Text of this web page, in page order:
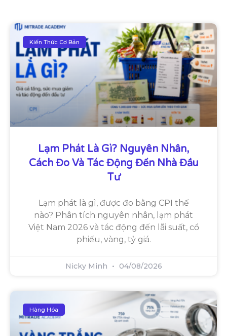
Kiến Thức Cơ Bản
Lạm Phát Là Gì? Nguyên Nhân,
Cách Đo Và Tác Động Đến Nhà Đầu
Tư
Lạm phát là gì, được đo bằng CPI thế
nào? Phân tích nguyên nhân, lạm phát
Việt Nam 2026 và tác động đến lãi suất, cổ
phiếu, vàng, tỷ giá.
Nicky Minh 04/08/2026
Hàng Hóa